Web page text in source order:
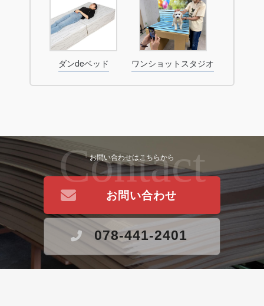
ダンdeベッド ワンショットスタジオ
Contact
お問い合わせはこちらから
お問い合わせ
078-441-2401